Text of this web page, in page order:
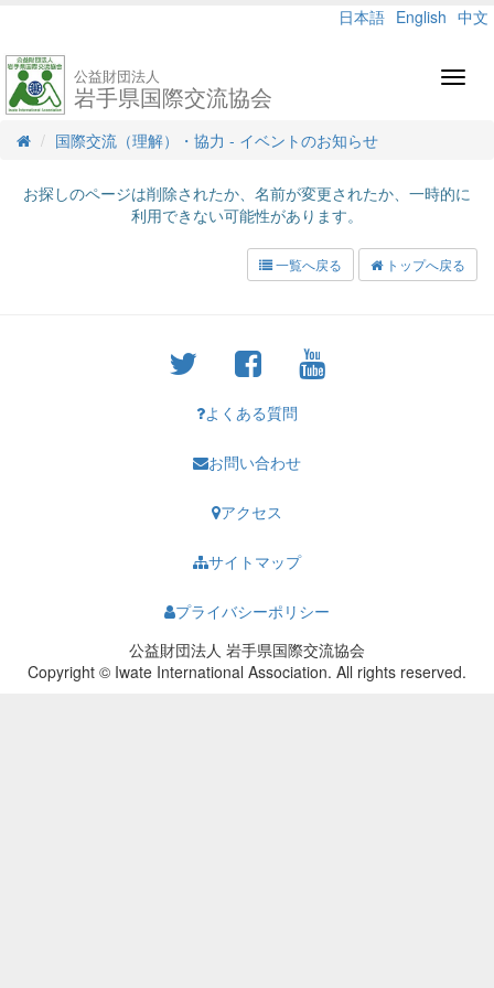
日本語 English 中文
公益財団法人
岩手県国際交流協会
国際交流（理解）・協力 - イベントのお知らせ
お探しのページは削除されたか、名前が変更されたか、一時的に
利用できない可能性があります。
一覧へ戻る トップへ戻る
よくある質問
お問い合わせ
アクセス
サイトマップ
プライバシーポリシー
公益財団法人 岩手県国際交流協会
Copyright © Iwate International Association. All rights reserved.